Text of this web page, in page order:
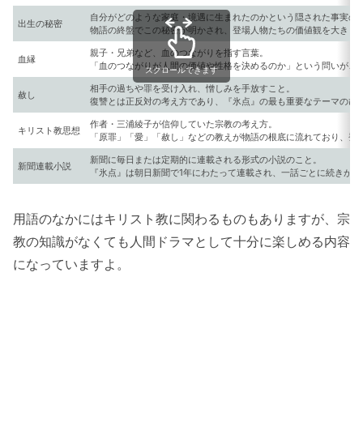
出生の秘密
自分がどのような家庭・境遇に生まれたのかという隠された事実の
物語の終盤でこの秘密が明かされ、登場人物たちの価値観を大きく
血縁
親子・兄弟など、血のつながりを指す言葉。
「血のつながりが人間の価値や性格を決めるのか」という問いが、
赦し
相手の過ちや罪を受け入れ、憎しみを手放すこと。
復讐とは正反対の考え方であり、『氷点』の最も重要なテーマのひ
キリスト教思想
作者・三浦綾子が信仰していた宗教の考え方。
「原罪」「愛」「赦し」などの教えが物語の根底に流れており、
新聞連載小説
新聞に毎日または定期的に連載される形式の小説のこと。
『氷点』は朝日新聞で1年にわたって連載され、一話ごとに続きが
スクロールできます
用語のなかにはキリスト教に関わるものもありますが、宗
教の知識がなくても人間ドラマとして十分に楽しめる内容
になっていますよ。